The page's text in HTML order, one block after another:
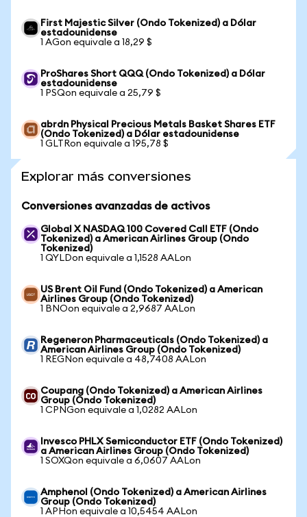
First Majestic Silver (Ondo Tokenized) a Dólar
estadounidense
1 AGon equivale a 18,29 $
ProShares Short QQQ (Ondo Tokenized) a Dólar
estadounidense
1 PSQon equivale a 25,79 $
abrdn Physical Precious Metals Basket Shares ETF
(Ondo Tokenized) a Dólar estadounidense
1 GLTRon equivale a 195,78 $
Explorar más conversiones
Conversiones avanzadas de activos
Global X NASDAQ 100 Covered Call ETF (Ondo
Tokenized) a American Airlines Group (Ondo
Tokenized)
1 QYLDon equivale a 1,1528 AALon
US Brent Oil Fund (Ondo Tokenized) a American
Airlines Group (Ondo Tokenized)
1 BNOon equivale a 2,9687 AALon
Regeneron Pharmaceuticals (Ondo Tokenized) a
American Airlines Group (Ondo Tokenized)
1 REGNon equivale a 48,7408 AALon
Coupang (Ondo Tokenized) a American Airlines
Group (Ondo Tokenized)
1 CPNGon equivale a 1,0282 AALon
Invesco PHLX Semiconductor ETF (Ondo Tokenized)
a American Airlines Group (Ondo Tokenized)
1 SOXQon equivale a 6,0607 AALon
Amphenol (Ondo Tokenized) a American Airlines
Group (Ondo Tokenized)
1 APHon equivale a 10,5454 AALon